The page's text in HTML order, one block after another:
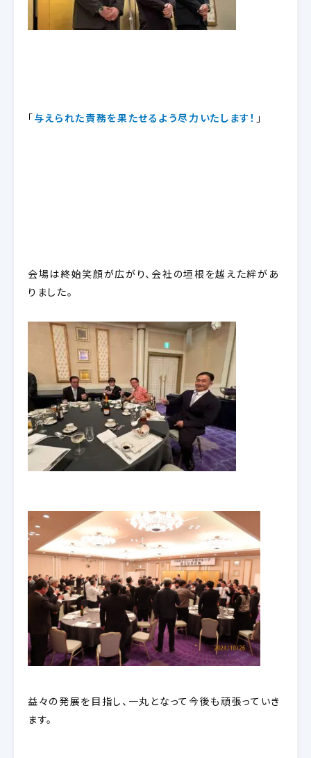
「与えられた責務を果たせるよう尽力いたします！ 」
会場は終始笑顔が広がり、会社の垣根を越えた絆があ
りました。
益々の発展を目指し、一丸となって今後も頑張っていき
ます。